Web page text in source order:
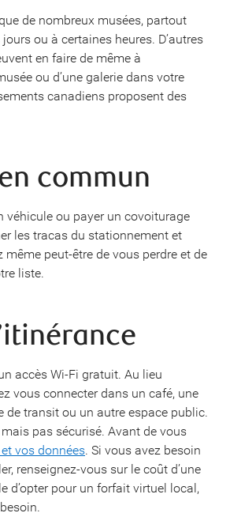
de nombreux musées, partout
ou à certaines heures. D’autres
en faire de même à
ou d’une galerie dans votre
canadiens proposent des
commun
véhicule ou payer un covoiturage
les tracas du stationnement et
peut-être de vous perdre et de
liste.
accès Wi-Fi gratuit. Au lieu
vous connecter dans un café, une
de transit ou un autre espace public.
pas sécurisé. Avant de vous
vos données. Si vous avez besoin
renseignez-vous sur le coût d’une
d’opter pour un forfait virtuel local,